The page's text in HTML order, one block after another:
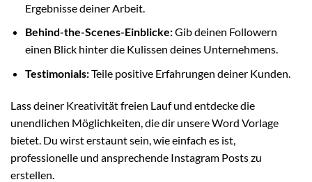
Ergebnisse deiner Arbeit.
Behind-the-Scenes-Einblicke:Gib deinen Followern
einen Blick hinter die Kulissen deines Unternehmens.
Testimonials:Teile positive Erfahrungen deiner Kunden.
Lass deiner Kreativität freien Lauf und entdecke die
unendlichen Möglichkeiten, die dir unsere Word Vorlage
bietet. Du wirst erstaunt sein, wie einfach es ist,
professionelle und ansprechende Instagram Posts zu
erstellen.